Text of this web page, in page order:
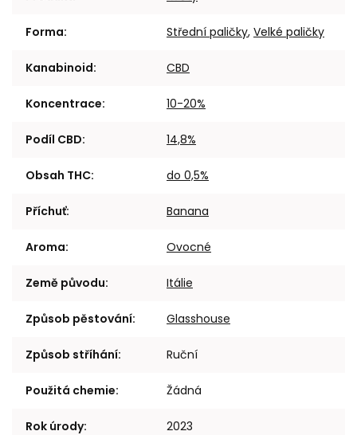
Forma: Střední paličky, Velké paličky
Kanabinoid: CBD
Koncentrace: 10-20%
Podíl CBD: 14,8%
Obsah THC: do 0,5%
Příchuť: Banana
Aroma: Ovocné
Země původu: Itálie
Způsob pěstování: Glasshouse
Způsob stříhání: Ruční
Použitá chemie: Žádná
Rok úrody: 2023